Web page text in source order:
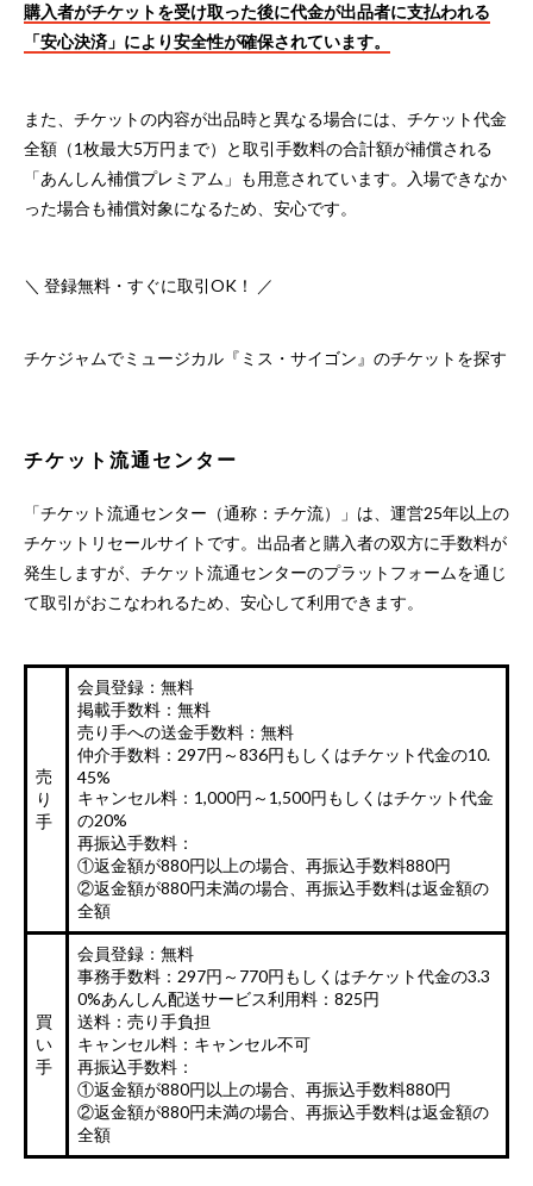
購入者がチケットを受け取った後に代金が出品者に支払われる
「安心決済」により安全性が確保されています。
また、チケットの内容が出品時と異なる場合には、チケット代金
全額（1枚最大5万円まで）と取引手数料の合計額が補償される
「あんしん補償プレミアム」も用意されています。入場できなか
った場合も補償対象になるため、安心です。
＼ 登録無料・すぐに取引OK！ ／
チケジャムでミュージカル『ミス・サイゴン』のチケットを探す
チケット流通センター
「チケット流通センター（通称：チケ流）」は、運営25年以上の
チケットリセールサイトです。出品者と購入者の双方に手数料が
発生しますが、チケット流通センターのプラットフォームを通じ
て取引がおこなわれるため、安心して利用できます。
売
り
手
会員登録：無料
掲載手数料：無料
売り手への送金手数料：無料
仲介手数料：297円～836円もしくはチケット代金の10.
45%
キャンセル料：1,000円～1,500円もしくはチケット代金
の20%
再振込手数料：
①返金額が880円以上の場合、再振込手数料880円
②返金額が880円未満の場合、再振込手数料は返金額の
全額
買
い
手
会員登録：無料
事務手数料：297円～770円もしくはチケット代金の3.3
0%あんしん配送サービス利用料：825円
送料：売り手負担
キャンセル料：キャンセル不可
再振込手数料：
①返金額が880円以上の場合、再振込手数料880円
②返金額が880円未満の場合、再振込手数料は返金額の
全額